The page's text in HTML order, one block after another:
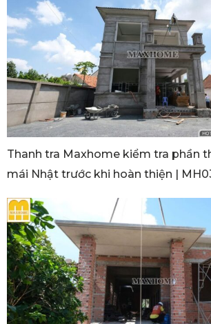
Thanh tra Maxhome kiểm tra phần
mái Nhật trước khi hoàn thiện |